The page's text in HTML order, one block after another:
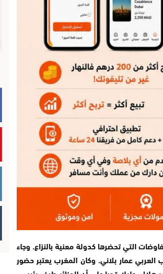
التي تحضرها كدولة معنية بالنزاع. وجاء
عمار بلاني. وكان المغرب يعتبر حضور